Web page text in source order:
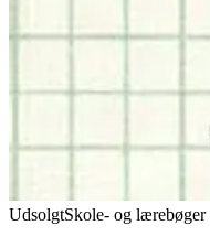
UdsolgtSkole- og lærebøger